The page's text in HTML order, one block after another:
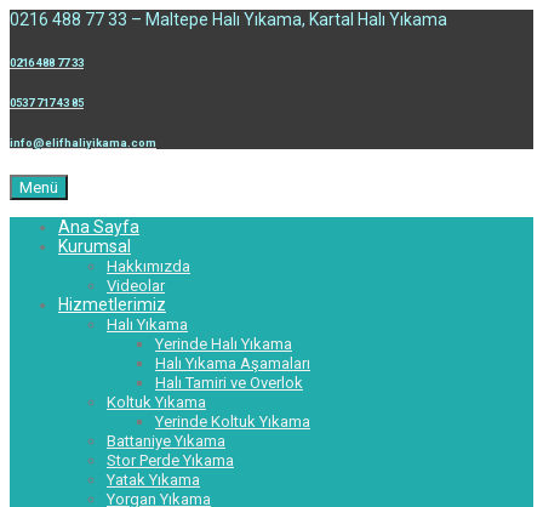
0216 488 77 33 – Maltepe Halı Yıkama, Kartal Halı Yıkama
0216 488 77 33
0537 717 43 85
info@elifhaliyikama.com
Menü
Ana Sayfa
Kurumsal
Hakkımızda
Videolar
Hizmetlerimiz
Halı Yıkama
Yerinde Halı Yıkama
Halı Yıkama Aşamaları
Halı Tamiri ve Overlok
Koltuk Yıkama
Yerinde Koltuk Yıkama
Battaniye Yıkama
Stor Perde Yıkama
Yatak Yıkama
Yorgan Yıkama